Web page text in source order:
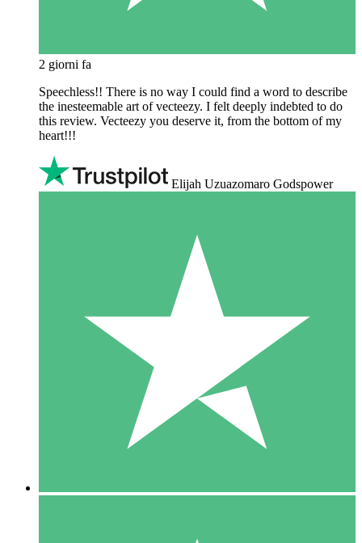
2 giorni fa
Speechless!! There is no way I could find a word to describe
the inesteemable art of vecteezy. I felt deeply indebted to do
this review. Vecteezy you deserve it, from the bottom of my
heart!!!
Elijah Uzuazomaro Godspower